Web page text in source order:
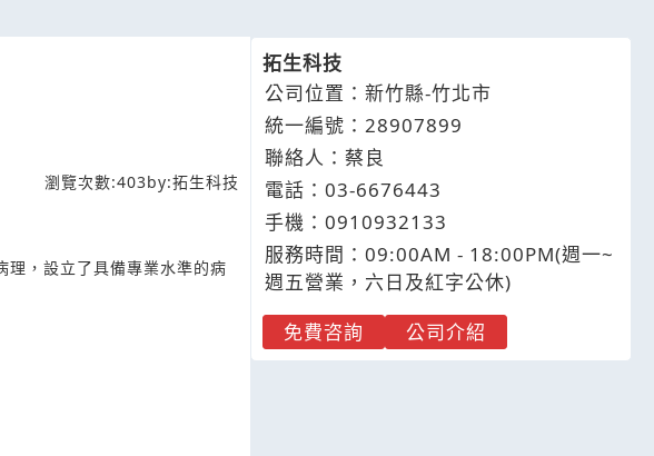
瀏覽次數:403by:拓生科技
理，設立了具備專業水準的病
拓生科技
公司位置：新竹縣-竹北市
統一編號：28907899
聯絡人：蔡良
電話： 03-6676443
手機： 0910932133
服務時間：09:00AM - 18:00PM(週一~
週五營業，六日及紅字公休)
免費咨詢
公司介紹